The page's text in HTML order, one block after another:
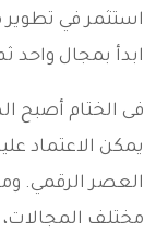
استثمر في تطوير
ابدأ بمجال واحد
فى الختام أصبح
يمكن الاعتماد
العصر الرقمي.
مختلف